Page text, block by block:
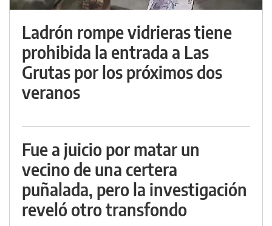
Ladrón rompe vidrieras tiene
prohibida la entrada a Las
Grutas por los próximos dos
veranos
Fue a juicio por matar un
vecino de una certera
puñalada, pero la investigación
reveló otro transfondo